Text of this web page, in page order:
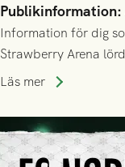
Information för dig
Strawberry Arena
Läs mer